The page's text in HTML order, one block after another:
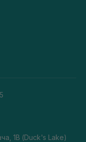
1В (Duck's Lake)